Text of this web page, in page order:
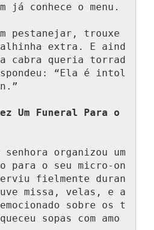
já conhece o menu.
pestanejar, trouxe
extra. E aind
cabra queria torrad
“Ela é intol
Um Funeral Para o
senhora organizou um
para o seu micro-on
fielmente duran
missa, velas, e a
sobre os t
sopas com amo